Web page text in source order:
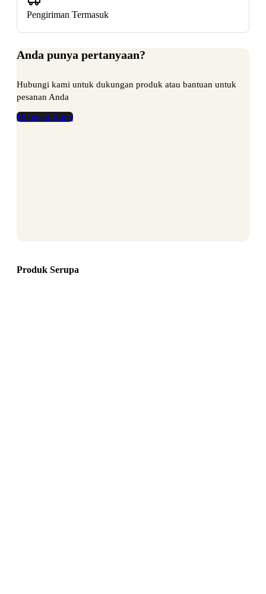
Pengiriman Termasuk
Anda punya pertanyaan?
Hubungi kami untuk dukungan produk atau bantuan untuk
pesanan Anda
Hubungi Kami
Produk Serupa